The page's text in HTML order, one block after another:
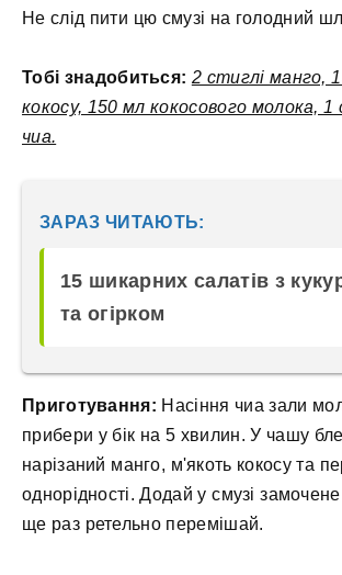
Не слід пити цю смузі на голодний
Тобі знадобиться: 2 стиглі манго,
кокосу, 150 мл кокосового молока, 1
чиа.
ЗАРАЗ ЧИТАЮТЬ:
15 шикарних салатів з
та огірком
Приготування: Насіння чиа зали
прибери у бік на 5 хвилин. У чашу
нарізаний манго, м'якоть кокосу та
однорідності. Додай у смузі замочене
ще раз ретельно перемішай.